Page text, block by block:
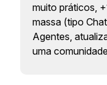
muito práticos,
massa (tipo
Agentes,
uma